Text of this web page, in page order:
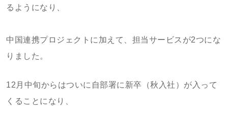
るようになり、
中国連携プロジェクトに加えて、担当サービスが2つにな
りました。
12月中旬からはついに自部署に新卒（秋入社）が入って
くることになり、